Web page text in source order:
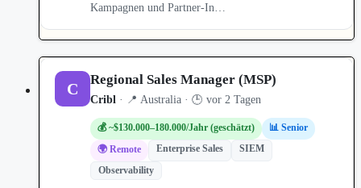
Kampagnen und Partner-In…
C Regional Sales Manager (MSP)
Cribl · 📍 Australia · 🕒 vor 2 Tagen
💰 ~$130.000–180.000/Jahr (geschätzt)
📊 Senior
🌍 Remote
Enterprise Sales
SIEM
Observability